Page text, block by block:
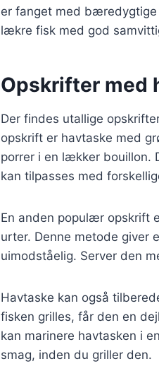
er fanget med
lækre fisk med god
Opskrifter med
Der findes utallige
opskrift er havtaske med
porrer i en lækker bouillon.
kan tilpasses med
En anden populær opskrift
urter. Denne metode giver
uimodståelig. Server den
Havtaske kan også
fisken grilles, får den en
kan marinere havtasken i
smag, inden du griller den.